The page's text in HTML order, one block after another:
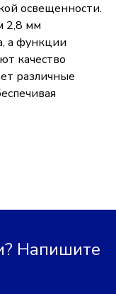
освещенности.
2,8 мм
а функции
качество
различные
Напишите